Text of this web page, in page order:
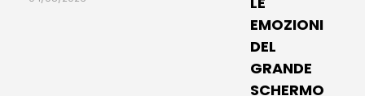
EMOZIONI
DEL
GRANDE
SCHERMO